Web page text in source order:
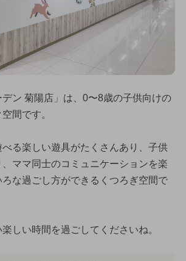
デン 菊陽店」は、0〜8歳の子供向けの
間です。
る楽しい遊具がたくさんあり、子供
、ママ同士のコミュニケーションを楽
ろな過ごし方ができるくつろぎ空間で
しい時間を過ごしてくださいね。